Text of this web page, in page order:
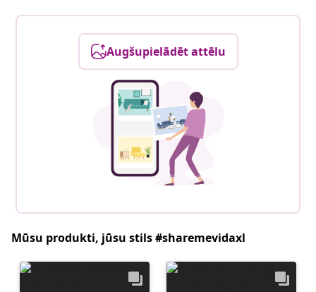
Augšupielādēt attēlu
Mūsu produkti, jūsu stils #sharemevidaxl